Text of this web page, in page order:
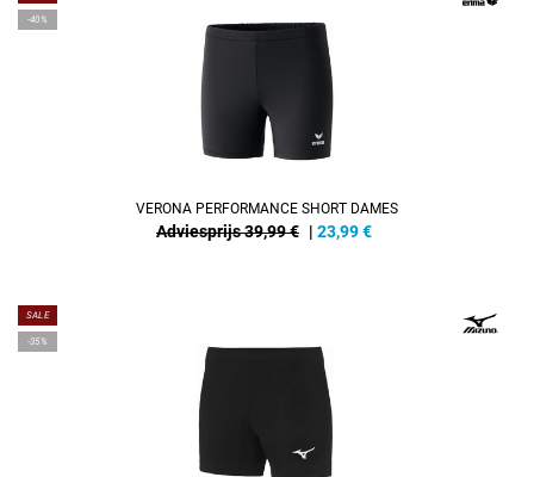
-40%
VERONA PERFORMANCE SHORT DAMES
Adviesprijs 39,99 € | 23,99€
SALE
-35%